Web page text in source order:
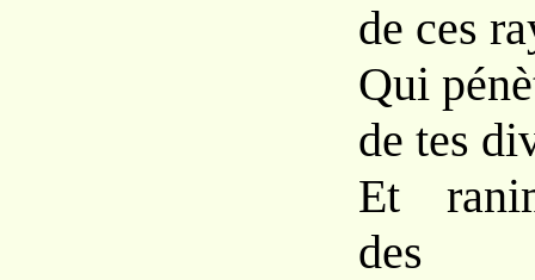
de ces
Qui
de tes
Et
des